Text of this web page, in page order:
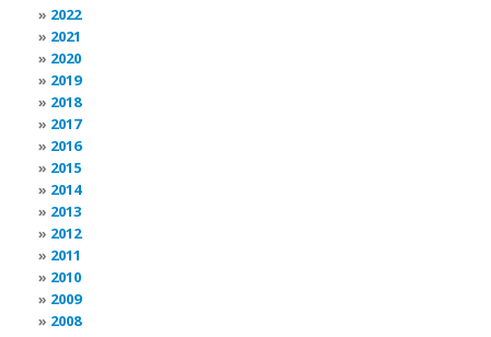
2022
2021
2020
2019
2018
2017
2016
2015
2014
2013
2012
2011
2010
2009
2008